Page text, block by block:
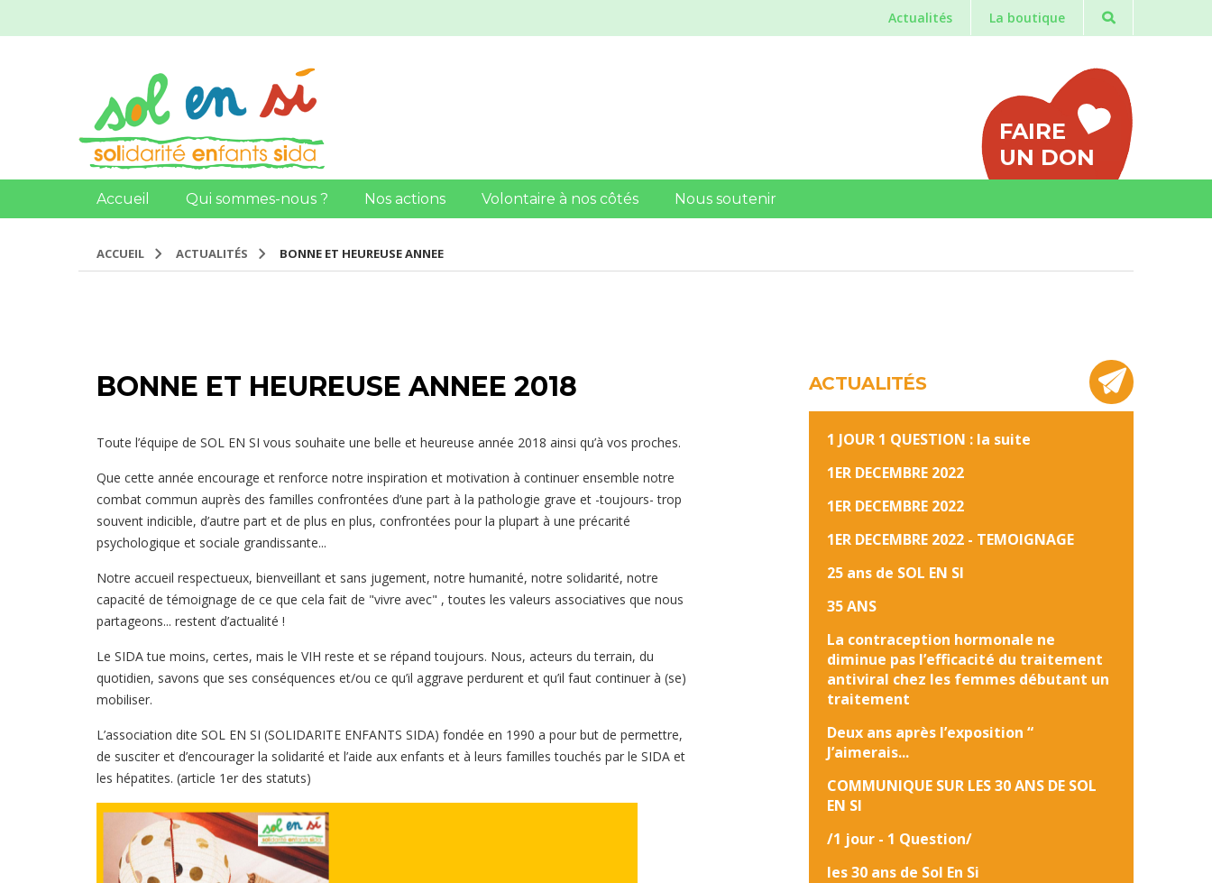
Actualités La boutique
FAIRE
UN DON
Accueil Qui sommes-nous ? Nos actions Volontaire à nos côtés Nous soutenir
ACCUEIL ACTUALITÉS BONNE ET HEUREUSE ANNEE
BONNE ET HEUREUSE ANNEE 2018
Toute l’équipe de SOL EN SI vous souhaite une belle et heureuse année 2018 ainsi qu’à vos proches.​ ​
Que cette année encourage et renforce notre inspiration et motivation à continuer ensemble notre ​
combat commun auprès des familles confrontées d’une part à la pathologie grave et -toujours- trop
souvent indicible, d’autre part et de plus en plus, confrontées pour la plupart à une précarité
psychologique et sociale grandissante...
Notre accueil respectueux, bienveillant et sans jugement, notre humanité, notre solidarité, notre
capacité de témoignage de ce que cela fait de "vivre avec" , toutes les valeurs associatives que nous
partageons... restent d’actualité !
Le SIDA tue moins, certes, mais le VIH reste et se répand toujours. Nous, acteurs du terrain, du
quotidien, savons que ses conséquences et/ou ce qu’il aggrave perdurent et qu’il faut continuer à (se)
mobiliser.
L’association dite SOL EN SI (SOLIDARITE ENFANTS SIDA) fondée en 1990 a pour but de permettre,
de susciter et d’encourager la solidarité et l’aide aux enfants et à leurs familles touchés par le SIDA et
les hépatites. (article 1er des statuts)
ACTUALITÉS
1 JOUR 1 QUESTION : la suite
1ER DECEMBRE 2022
1ER DECEMBRE 2022
1ER DECEMBRE 2022 - TEMOIGNAGE
25 ans de SOL EN SI
35 ANS
La contraception hormonale ne
diminue pas l’efficacité du traitement
antiviral chez les femmes débutant un
traitement
Deux ans après l’exposition “
J’aimerais...
COMMUNIQUE SUR LES 30 ANS DE SOL
EN SI
/1 jour - 1 Question/
les 30 ans de Sol En Si